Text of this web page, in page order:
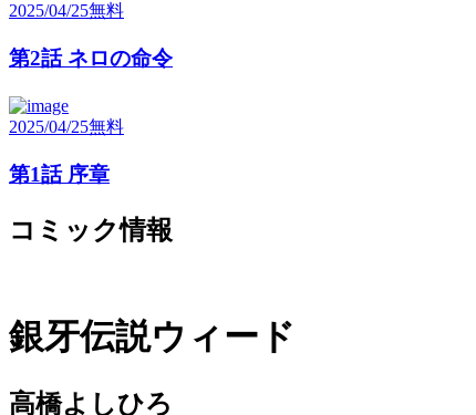
2025/04/25無料
第2話 ネロの命令
2025/04/25無料
第1話 序章
コミック情報
銀牙伝説ウィード
高橋よしひろ